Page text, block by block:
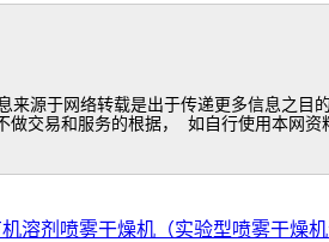
来源于网络转载是出于传递更多信息之目
做交易和服务的根据， 如自行使用本网资
溶剂喷雾干燥机（实验型喷雾干燥机